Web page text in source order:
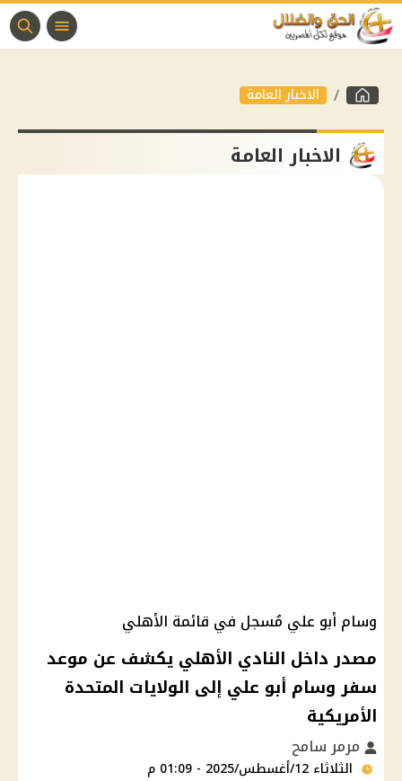
الاخبار العامة
الاخبار العامة
وسام أبو علي مُسجل في قائمة الأهلي
مصدر داخل النادي الأهلي يكشف عن موعد
سفر وسام أبو علي إلى الولايات المتحدة
الأمريكية
مرمر سامح
الثلاثاء 12/أغسطس/2025 - 01:09 م